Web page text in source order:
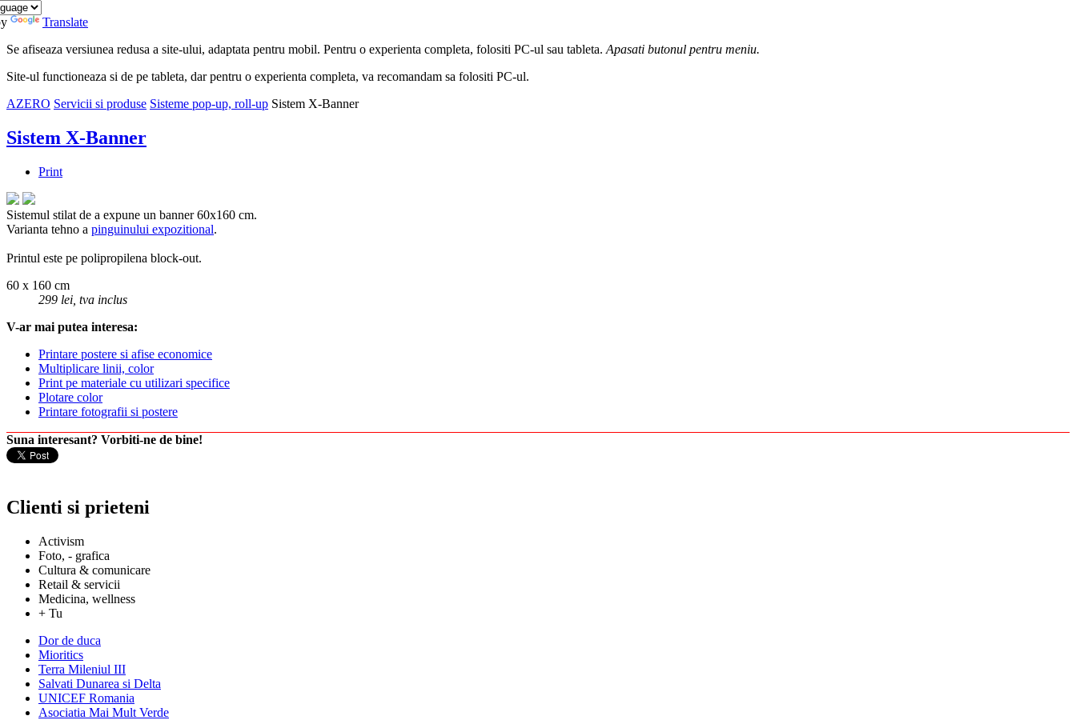
Translate
Se afiseaza versiunea redusa a site-ului, adaptata pentru mobil. Pentru o experienta completa, folositi PC-ul sau tableta. Apasati butonul pentru meniu.
Site-ul functioneaza si de pe tableta, dar pentru o experienta completa, va recomandam sa folositi PC-ul.
AZERO Servicii si produse Sisteme pop-up, roll-up Sistem X-Banner
Sistem X-Banner
Print
Sistemul stilat de a expune un banner 60x160 cm.
Varianta tehno a pinguinului expozitional.
Printul este pe polipropilena block-out.
60 x 160 cm
299 lei, tva inclus
V-ar mai putea interesa:
Printare postere si afise economice
Multiplicare linii, color
Print pe materiale cu utilizari specifice
Plotare color
Printare fotografii si postere
Suna interesant? Vorbiti-ne de bine!
Clienti si prieteni
Activism
Foto, - grafica
Cultura & comunicare
Retail & servicii
Medicina, wellness
+ Tu
Dor de duca
Mioritics
Terra Mileniul III
Salvati Dunarea si Delta
UNICEF Romania
Asociatia Mai Mult Verde